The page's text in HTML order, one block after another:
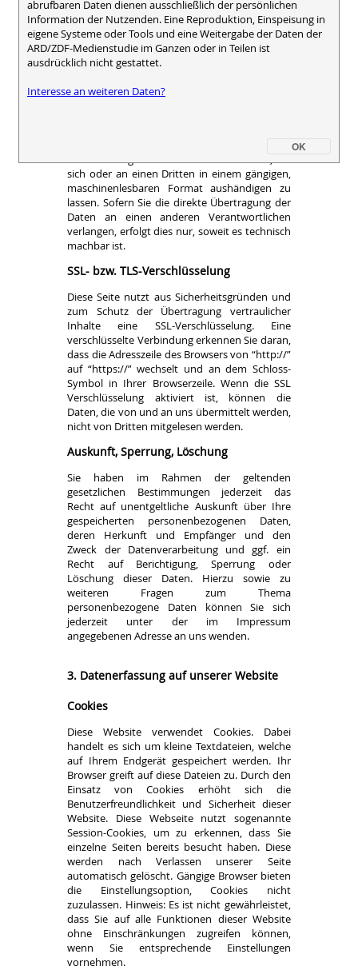
abrufbaren Daten dienen ausschließlich der persönlichen
Information der Nutzenden. Eine Reproduktion, Einspeisung in
eigene Systeme oder Tools und eine Weitergabe der Daten der
ARD/ZDF-Medienstudie im Ganzen oder in Teilen ist
ausdrücklich nicht gestattet.
Interesse an weiteren Daten?
OK
Der Rundfunkdatenschutzbeauftragte
Stephan Schwarze
Kantstraße 71-73, 04275 Leipzig
Beschwerdeformular der Aufsichtsbehörde
eines Vertrags automatisiert verarbeiten, an
sich oder an einen Dritten in einem gängigen,
maschinenlesbaren Format aushändigen zu
lassen. Sofern Sie die direkte Übertragung der
Daten an einen anderen Verantwortlichen
verlangen, erfolgt dies nur, soweit es technisch
machbar ist.
SSL- bzw. TLS-Verschlüsselung
Diese Seite nutzt aus Sicherheitsgründen und
zum Schutz der Übertragung vertraulicher
Inhalte eine SSL-Verschlüsselung. Eine
verschlüsselte Verbindung erkennen Sie daran,
dass die Adresszeile des Browsers von “http://”
auf “https://” wechselt und an dem Schloss-
Symbol in Ihrer Browserzeile. Wenn die SSL
Verschlüsselung aktiviert ist, können die
Daten, die von und an uns übermittelt werden,
nicht von Dritten mitgelesen werden.
Auskunft, Sperrung, Löschung
Sie haben im Rahmen der geltenden
gesetzlichen Bestimmungen jederzeit das
Recht auf unentgeltliche Auskunft über Ihre
gespeicherten personenbezogenen Daten,
deren Herkunft und Empfänger und den
Zweck der Datenverarbeitung und ggf. ein
Recht auf Berichtigung, Sperrung oder
Löschung dieser Daten. Hierzu sowie zu
weiteren Fragen zum Thema
personenbezogene Daten können Sie sich
jederzeit unter der im Impressum
angegebenen Adresse an uns wenden.
3. Datenerfassung auf unserer Website
Cookies
Diese Website verwendet Cookies. Dabei
handelt es sich um kleine Textdateien, welche
auf Ihrem Endgerät gespeichert werden. Ihr
Browser greift auf diese Dateien zu. Durch den
Einsatz von Cookies erhöht sich die
Benutzerfreundlichkeit und Sicherheit dieser
Website. Diese Webseite nutzt sogenannte
Session-Cookies, um zu erkennen, dass Sie
einzelne Seiten bereits besucht haben. Diese
werden nach Verlassen unserer Seite
automatisch gelöscht. Gängige Browser bieten
die Einstellungsoption, Cookies nicht
zuzulassen. Hinweis: Es ist nicht gewährleistet,
dass Sie auf alle Funktionen dieser Website
ohne Einschränkungen zugreifen können,
wenn Sie entsprechende Einstellungen
vornehmen.